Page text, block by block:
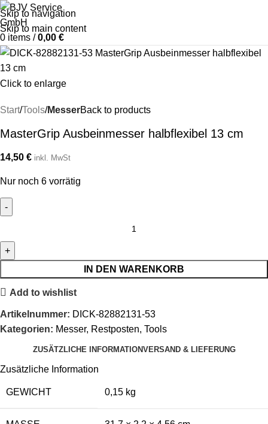
Skip to navigation
Skip to main content
0 items / 0,00 €
Click to enlarge
Start Tools MesserBack to products
MasterGrip Ausbeinmesser halbflexibel 13 cm
14,50 € inkl. MwSt
Nur noch 6 vorrätig
IN DEN WARENKORB
Add to wishlist
Artikelnummer: DICK-82882131-53
Kategorien: Messer, Restposten, Tools
ZUSÄTZLICHE INFORMATIONVERSAND & LIEFERUNG
Zusätzliche Information
GEWICHT 0,15 kg